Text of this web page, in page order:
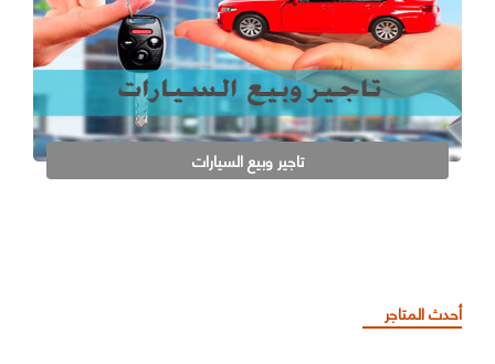
تاجير وبيع السيارات
أحدث المتاجر